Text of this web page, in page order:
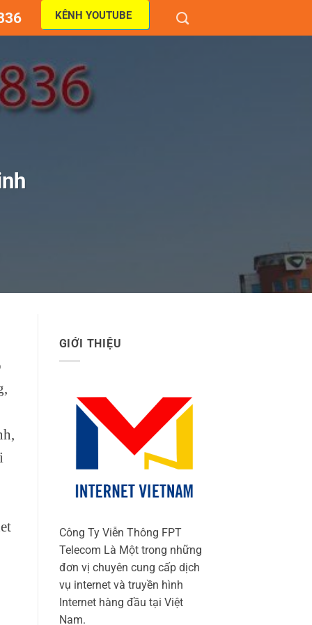
KÊNH YOUTUBE
GIỚI THIỆU
Công Ty Viễn Thông FPT
Telecom Là Một trong những
đơn vị chuyên cung cấp dịch
vụ internet và truyền hình
Internet hàng đầu tại Việt
Nam.